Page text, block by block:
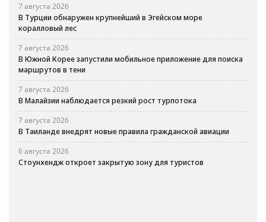
7 августа 2026
В Турции обнаружен крупнейший в Эгейском море
коралловый лес
7 августа 2026
В Южной Корее запустили мобильное приложение для поиска
маршрутов в тени
7 августа 2026
В Малайзии наблюдается резкий рост турпотока
7 августа 2026
В Таиланде внедрят новые правила гражданской авиации
6 августа 2026
Стоунхендж откроет закрытую зону для туристов